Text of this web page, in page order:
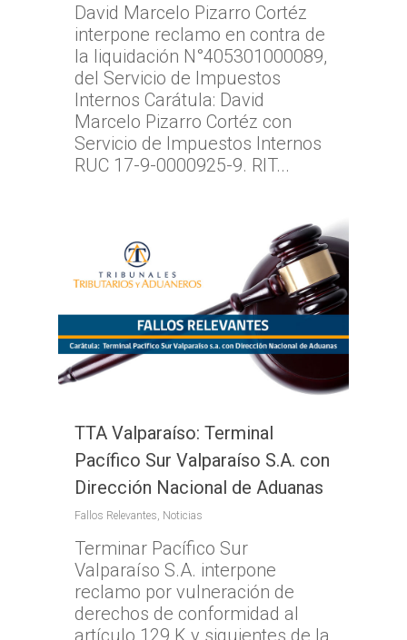
David Marcelo Pizarro Cortéz
interpone reclamo en contra de
la liquidación N°405301000089,
del Servicio de Impuestos
Internos Carátula: David
Marcelo Pizarro Cortéz con
Servicio de Impuestos Internos
RUC 17-9-0000925-9. RIT...
TTA Valparaíso: Terminal
Pacífico Sur Valparaíso S.A. con
Dirección Nacional de Aduanas
Fallos Relevantes, Noticias
Terminar Pacífico Sur
Valparaíso S.A. interpone
reclamo por vulneración de
derechos de conformidad al
artículo 129 K y siguientes de la